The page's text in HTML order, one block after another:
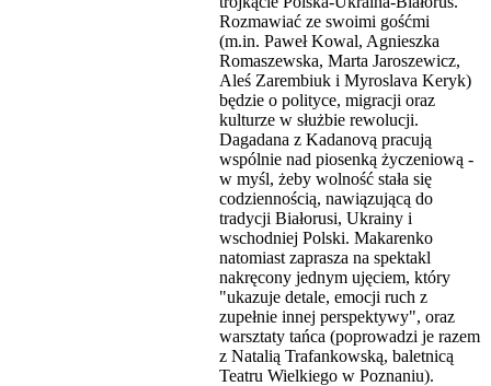
Rozmawiać ze swoimi gośćmi
(m.in. Paweł Kowal, Agnieszka
Romaszewska, Marta Jaroszewicz,
Aleś Zarembiuk i Myroslava Keryk)
będzie o polityce, migracji oraz
kulturze w służbie rewolucji.
Dagadana z Kadanovą pracują
wspólnie nad piosenką życzeniową -
w myśl, żeby wolność stała się
codziennością, nawiązującą do
tradycji Białorusi, Ukrainy i
wschodniej Polski. Makarenko
natomiast zaprasza na spektakl
nakręcony jednym ujęciem, który
"ukazuje detale, emocji ruch z
zupełnie innej perspektywy", oraz
warsztaty tańca (poprowadzi je razem
z Natalią Trafankowską, baletnicą
Teatru Wielkiego w Poznaniu).